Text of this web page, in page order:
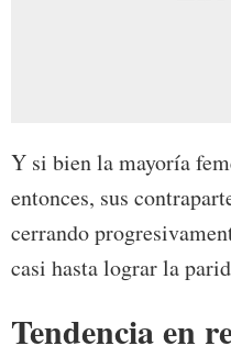
Y si bien la mayoría
entonces, sus
cerrando
casi hasta lograr la
Tendencia en